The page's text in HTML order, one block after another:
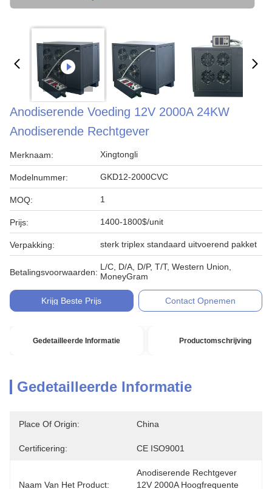
Anodiserende Voeding 12V 2000A 24KW
Anodiserende Rechtgever
Merknaam: Xingtongli
Modelnummer: GKD12-2000CVC
MOQ: 1
Prijs: 1400-1800$/unit
Verpakking: sterk triplex standaard uitvoerend pakket
Betalingsvoorwaarden:
L/C, D/A, D/P, T/T, Western Union,
MoneyGram
Krijg Beste Prijs Contact Opnemen
Gedetailleerde Informatie Productomschrijving
Gedetailleerde Informatie
Place Of Origin: China
Certificering: CE ISO9001
Naam Van Het Product:
Anodiserende Rechtgever
12V 2000A Hoogfrequente